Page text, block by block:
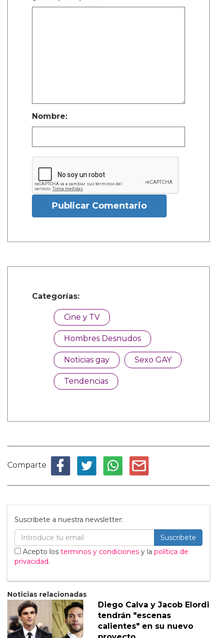
Nombre:
Publicar Comentario
Categorías:
Cine y TV
Hombres Desnudos
Noticias gay Sexo GAY
Tendencias
Comparte
Suscribete a nuestra newsletter:
Suscribete
Acepto los terminos y condiciones y la política de
privacidad.
Noticias relacionadas
Diego Calva y Jacob Elordi
tendrán "escenas
calientes" en su nuevo